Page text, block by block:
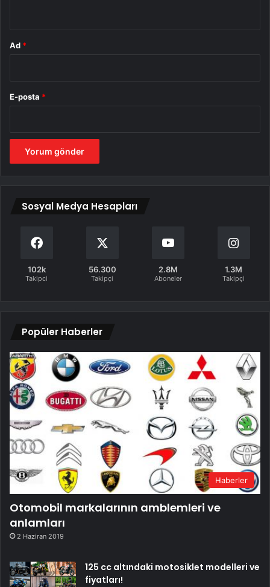
Ad *
E-posta *
Sosyal Medya Hesapları
102k
Takipci
56.300
Takipçi
2.8M
Aboneler
1.3M
Takipçi
Popüler Haberler
Haberler
Otomobil markalarının amblemleri ve
anlamları
2 Haziran 2019
125 cc altındaki motosiklet modelleri ve
fiyatları!